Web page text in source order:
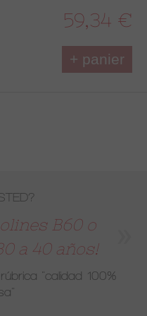
59,34 €
+ panier
B60 o
a 40 años!
"calidad 100%